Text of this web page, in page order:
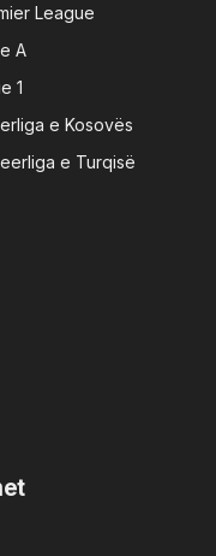
League
A
1
e Kosovës
e Turqisë